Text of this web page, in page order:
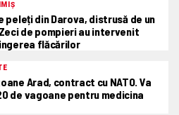
peleți din Darova, distrusă de un
de pompieri au intervenit
flăcărilor
Arad, contract cu NATO. Va
de vagoane pentru medicina